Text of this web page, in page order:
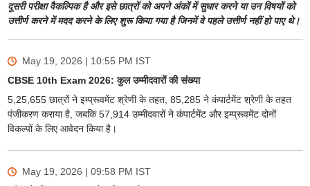
दूसरी परीक्षा वैकल्पिक है और इसे छात्रों को अपने अंकों में सुधार करने या उन विषयों को
उत्तीर्ण करने में मदद करने के लिए शुरू किया गया है जिनमें वे पहले उत्तीर्ण नहीं हो पाए थे।
May 19, 2026 | 10:55 PM IST
CBSE 10th Exam 2026: कुल उम्मीदवारों की संख्या
5,25,655 छात्रों ने इम्प्रूवमेंट श्रेणी के तहत, 85,285 ने कंपार्टमेंट श्रेणी के तहत
पंजीकरण कराया है, जबकि 57,914 उम्मीदवारों ने कंपार्टमेंट और इम्प्रूवमेंट दोनों
विकल्पों के लिए आवेदन किया है।
May 19, 2026 | 09:58 PM IST